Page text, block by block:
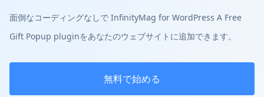
面倒なコーディングなしで InfinityMag for WordPress A Free
Gift Popup pluginをあなたのウェブサイトに追加できます。
無料で始める